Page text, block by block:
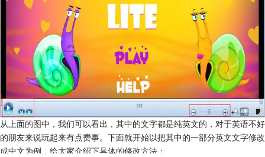
从上面的图中，我们可以看出，其中的文字都是纯英文的，对于英语不好
的朋友来说玩起来有点费事。下面就开始以把其中的一部分英文文字修改
成中文为例，给大家介绍下具体的修改方法：